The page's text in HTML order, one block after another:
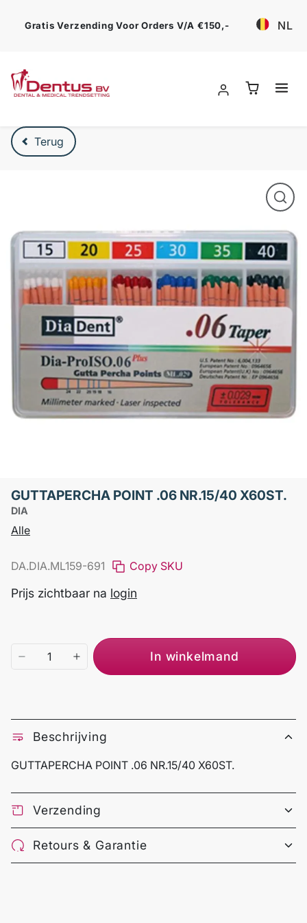
Gratis Verzending Voor Orders V/a €150,- NL
Verder naar product beschrijving
Terug
GUTTAPERCHA POINT .06 NR.15/40 X60ST.
DIA
Alle
DA.DIA.ML159-691 Copy SKU
Prijs zichtbaar na login
In winkelmand
Beschrijving
GUTTAPERCHA POINT .06 NR.15/40 X60ST.
Verzending
Retours & Garantie